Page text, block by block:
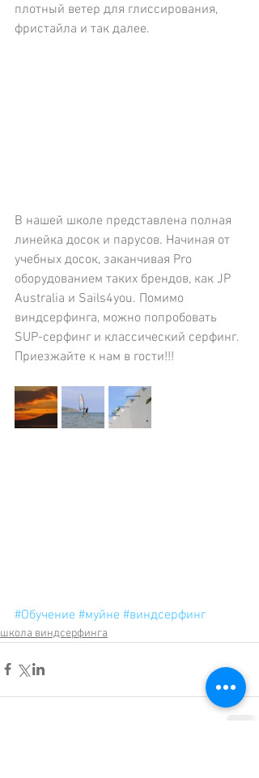
плотный ветер для глиссирования,
фристайла и так далее.
В нашей школе представлена полная
линейка досок и парусов. Начиная от
учебных досок, заканчивая Pro
оборудованием таких брендов, как JP
Australia и Sails4you. Помимо
виндсерфинга, можно попробовать
SUP-серфинг и классический серфинг.
Приезжайте к нам в гости!!!
#Обучение #муйне #виндсерфинг
школа виндсерфинга